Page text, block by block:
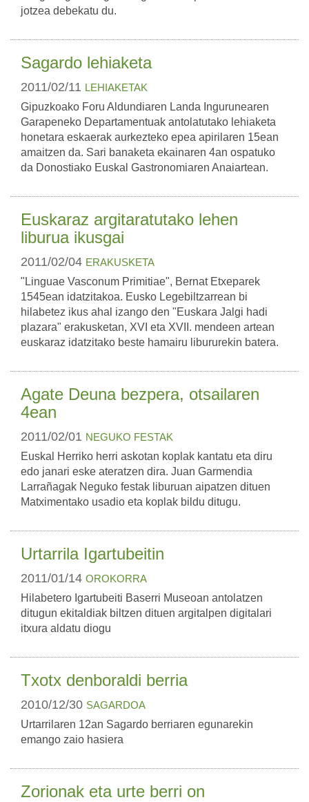
jotzea debekatu du.
Sagardo lehiaketa
2011/02/11 LEHIAKETAK
Gipuzkoako Foru Aldundiaren Landa Ingurunearen
Garapeneko Departamentuak antolatutako lehiaketa
honetara eskaerak aurkezteko epea apirilaren 15ean
amaitzen da. Sari banaketa ekainaren 4an ospatuko
da Donostiako Euskal Gastronomiaren Anaiartean.
Euskaraz argitaratutako lehen
liburua ikusgai
2011/02/04 ERAKUSKETA
"Linguae Vasconum Primitiae", Bernat Etxeparek
1545ean idatzitakoa. Eusko Legebiltzarrean bi
hilabetez ikus ahal izango den "Euskara Jalgi hadi
plazara" erakusketan, XVI eta XVII. mendeen artean
euskaraz idatzitako beste hamairu libururekin batera.
Agate Deuna bezpera, otsailaren
4ean
2011/02/01 NEGUKO FESTAK
Euskal Herriko herri askotan koplak kantatu eta diru
edo janari eske ateratzen dira. Juan Garmendia
Larrañagak Neguko festak liburuan aipatzen dituen
Matximentako usadio eta koplak bildu ditugu.
Urtarrila Igartubeitin
2011/01/14 OROKORRA
Hilabetero Igartubeiti Baserri Museoan antolatzen
ditugun ekitaldiak biltzen dituen argitalpen digitalari
itxura aldatu diogu
Txotx denboraldi berria
2010/12/30 SAGARDOA
Urtarrilaren 12an Sagardo berriaren egunarekin
emango zaio hasiera
Zorionak eta urte berri on